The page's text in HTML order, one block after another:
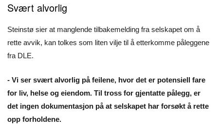
Svært alvorlig
Steinstø sier at manglende tilbakemelding fra selskapet om å
rette avvik, kan tolkes som liten vilje til å etterkomme påleggene
fra DLE.
- Vi ser svært alvorlig på feilene, hvor det er potensiell fare
for liv, helse og eiendom. Til tross for gjentatte pålegg, er
det ingen dokumentasjon på at selskapet har forsøkt å rette
opp forholdene.